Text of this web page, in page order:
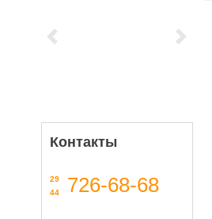
Previous Next
Контакты
29
44
726-68-68